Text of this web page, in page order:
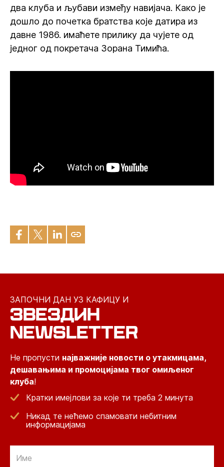
два клуба и љубави између навијача. Како је
дошло до почетка братства које датира из
давне 1986. имаћете прилику да чујете од
једног од покретача Зорана Тимића.
ЗАПОЧНИ ДАН УЗ КАФИЦУ И
ЗВЕЗДИН
NEWSLETTER
Не пропусти најважније новости о утакмицама,
дешавањима и промоцијама твог омиљеног
клуба!
Кратки имејлови за које ти треба 2 минута
Никад те нећемо спамовати небитним
информацијама